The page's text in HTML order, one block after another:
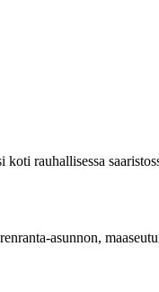
rauhallisessa
asunnon,